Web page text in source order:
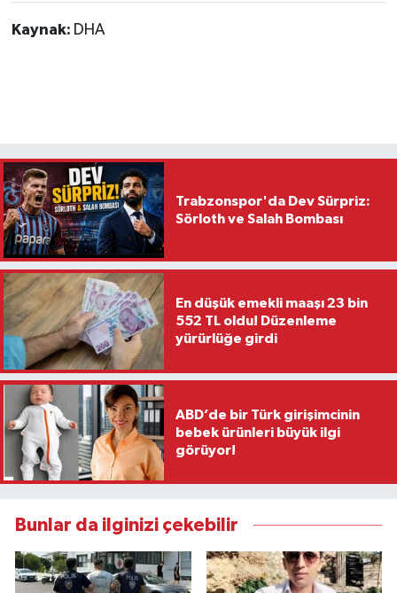
Kaynak: DHA
Trabzonspor'da Dev Sürpriz:
Sörloth ve Salah Bombası
En düşük emekli maaşı 23 bin
552 TL oldu! Düzenleme
yürürlüğe girdi
ABD’de bir Türk girişimcinin
bebek ürünleri büyük ilgi
görüyor!
Bunlar da ilginizi çekebilir